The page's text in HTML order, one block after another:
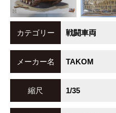
カテゴリー 戦闘車両
メーカー名 TAKOM
縮尺 1/35